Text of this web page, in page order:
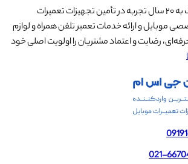
آسان جی‌اس‌ام با نزدیک به ۲۰ سال تجربه در تأمین تجهیزات تعمیرات
موبایل و ارائه خدمات تعمیر تلفن همراه و لوازم
رضایت و اعتماد مشتریان را اولویت اصلی خود
021-